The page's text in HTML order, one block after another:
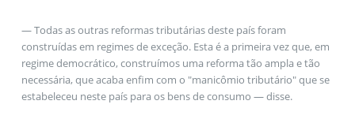
— Todas as outras reformas tributárias deste país foram
construídas em regimes de exceção. Esta é a primeira vez que, em
regime democrático, construímos uma reforma tão ampla e tão
necessária, que acaba enfim com o "manicômio tributário" que se
estabeleceu neste país para os bens de consumo — disse.